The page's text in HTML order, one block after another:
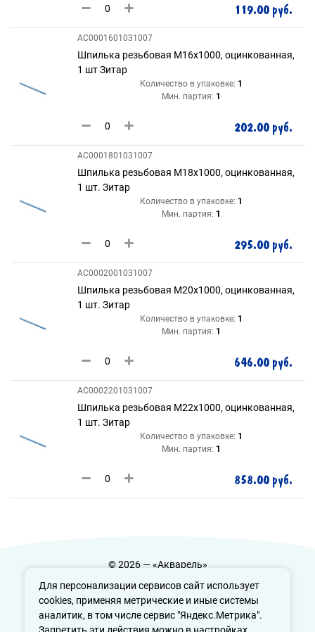
Для персонализации сервисов сайт использует
cookies, применяя метрические и иные системы
аналитик, в том числе сервис "Яндекс.Метрика".
119.00 руб.
AC0001601031007
Шпилька резьбовая М16х1000, оцинкованная,
1 шт Зитар
Количество в упаковке: 1
Мин. партия: 1
202.00 руб.
AC0001801031007
Шпилька резьбовая М18х1000, оцинкованная,
1 шт. Зитар
Количество в упаковке: 1
Мин. партия: 1
295.00 руб.
AC0002001031007
Шпилька резьбовая М20х1000, оцинкованная,
1 шт. Зитар
Количество в упаковке: 1
Мин. партия: 1
646.00 руб.
AC0002201031007
Шпилька резьбовая М22х1000, оцинкованная,
1 шт. Зитар
Количество в упаковке: 1
Мин. партия: 1
858.00 руб.
© 2026 — «Акварель»
Политика конфиденциальности